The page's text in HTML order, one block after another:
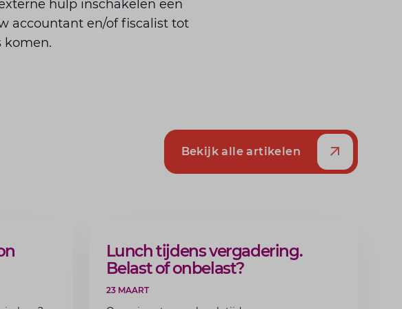
hulp inschakelen een
accountant en/of fiscalist tot
komen.
Bekijk alle artikelen
ARTIKEL
Lunch tijdens vergadering.
Belast of onbelast?
23 MAART